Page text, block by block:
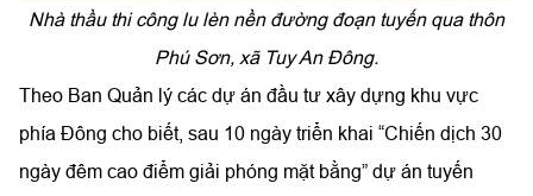
Nhà thầu thi công lu lèn nền đường đoạn tuyến qua thôn
Phú Sơn, xã Tuy An Đông.
Theo Ban Quản lý các dự án đầu tư xây dựng khu vực
phía Đông cho biết, sau 10 ngày triển khai “Chiến dịch 30
ngày đêm cao điểm giải phóng mặt bằng” dự án tuyến